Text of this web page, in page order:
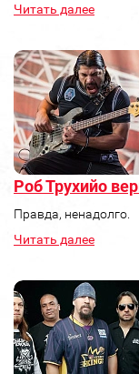
Читать далее
Роб Трухийо
Правда, ненадолго.
Читать далее